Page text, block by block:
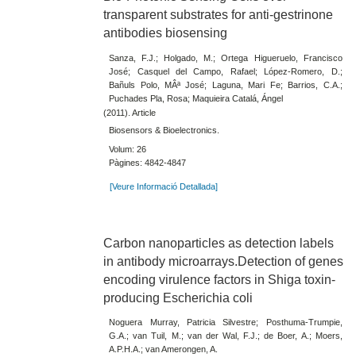
transparent substrates for anti-gestrinone
antibodies biosensing
Sanza, F.J.; Holgado, M.; Ortega Higueruelo, Francisco
José; Casquel del Campo, Rafael; López-Romero, D.;
Bañuls Polo, MÂª José; Laguna, Mari Fe; Barrios, C.A.;
Puchades Pla, Rosa; Maquieira Catalá, Ángel
(2011). Article
Biosensors & Bioelectronics.
Volum: 26
Pàgines: 4842-4847
[Veure Informació Detallada]
Carbon nanoparticles as detection labels
in antibody microarrays.Detection of genes
encoding virulence factors in Shiga toxin-
producing Escherichia coli
Noguera Murray, Patricia Silvestre; Posthuma-Trumpie,
G.A.; van Tuil, M.; van der Wal, F.J.; de Boer, A.; Moers,
A.P.H.A.; van Amerongen, A.